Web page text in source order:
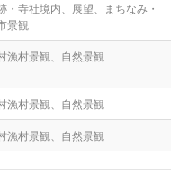
・寺社境内、展望、まちなみ・
景観
漁村景観、自然景観
漁村景観、自然景観
漁村景観、自然景観